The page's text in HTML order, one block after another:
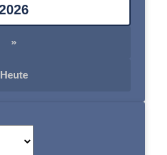
»
Heute